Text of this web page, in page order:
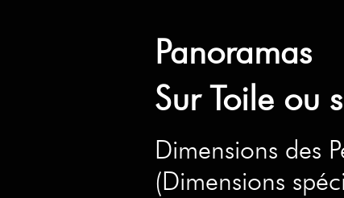
Panoramas
Sur Toile ou
Dimensions des
(Dimensions